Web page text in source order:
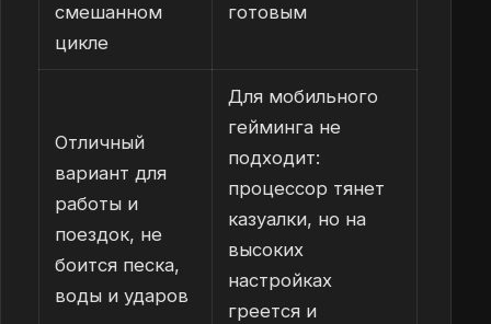
смешанном
цикле
готовым
Отличный
вариант для
работы и
поездок, не
боится песка,
воды и ударов
Для мобильного
гейминга не
подходит:
процессор тянет
казуалки, но на
высоких
настройках
греется и